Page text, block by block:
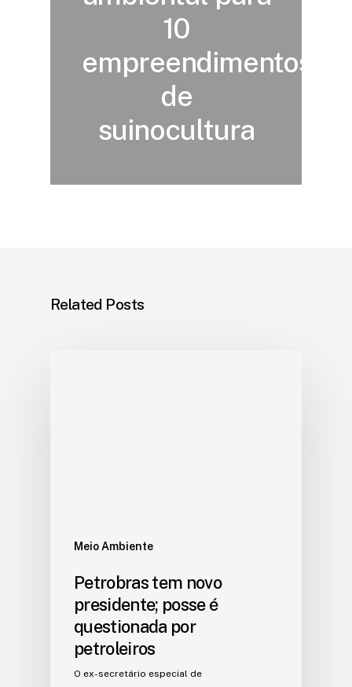
10
empreendimentos
de
suinocultura
Related Posts
Meio Ambiente
Petrobras tem novo
presidente; posse é
questionada por
petroleiros
O ex-secretário especial de